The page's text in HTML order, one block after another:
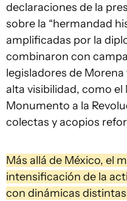
declaraciones de la
sobre la “hermandad
amplificadas por la
combinaron con
legisladores de
alta visibilidad, como
Monumento a la
colectas y acopios
Más allá de México, el
intensificación de la
con dinámicas